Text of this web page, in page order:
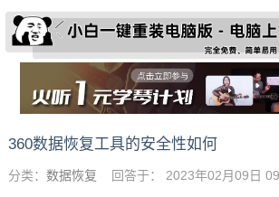
360数据恢复工具的安全性如何
分类： 数据恢复 回答于： 2023年02月09日